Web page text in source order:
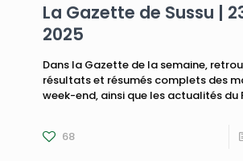
La Gazette de Sussu |
2025
Dans la Gazette de la semaine,
résultats et résumés complets des
week-end, ainsi que les actualités du
68